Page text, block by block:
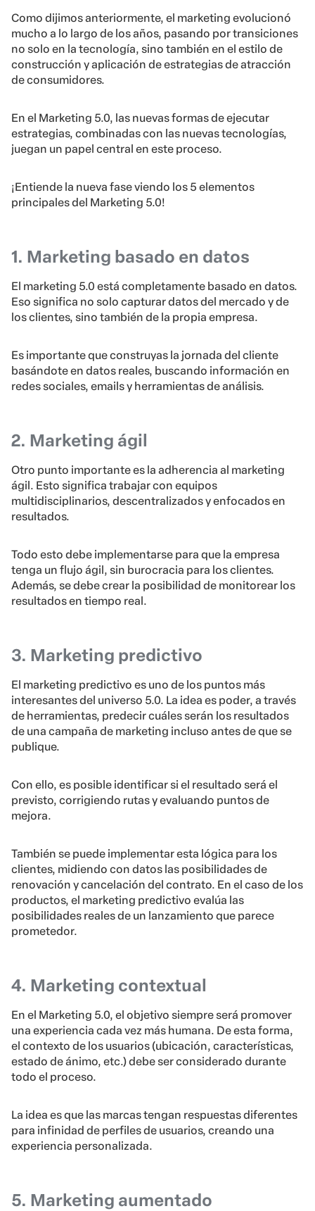
Como dijimos anteriormente, el marketing evolucionó
mucho a lo largo de los años, pasando por transiciones
no solo en la tecnología, sino también en el estilo de
construcción y aplicación de estrategias de atracción
de consumidores.
En el Marketing 5.0, las nuevas formas de ejecutar
estrategias, combinadas con las nuevas tecnologías,
juegan un papel central en este proceso.
¡Entiende la nueva fase viendo los 5 elementos
principales del Marketing 5.0!
1. Marketing basado en datos
El marketing 5.0 está completamente basado en datos.
Eso significa no solo capturar datos del mercado y de
los clientes, sino también de la propia empresa.
Es importante que construyas la jornada del cliente
basándote en datos reales, buscando información en
redes sociales, emails y herramientas de análisis.
2. Marketing ágil
Otro punto importante es la adherencia al marketing
ágil. Esto significa trabajar con equipos
multidisciplinarios, descentralizados y enfocados en
resultados.
Todo esto debe implementarse para que la empresa
tenga un flujo ágil, sin burocracia para los clientes.
Además, se debe crear la posibilidad de monitorear los
resultados en tiempo real.
3. Marketing predictivo
El marketing predictivo es uno de los puntos más
interesantes del universo 5.0. La idea es poder, a través
de herramientas, predecir cuáles serán los resultados
de una campaña de marketing incluso antes de que se
publique.
Con ello, es posible identificar si el resultado será el
previsto, corrigiendo rutas y evaluando puntos de
mejora.
También se puede implementar esta lógica para los
clientes, midiendo con datos las posibilidades de
renovación y cancelación del contrato. En el caso de los
productos, el marketing predictivo evalúa las
posibilidades reales de un lanzamiento que parece
prometedor.
4. Marketing contextual
En el Marketing 5.0, el objetivo siempre será promover
una experiencia cada vez más humana. De esta forma,
el contexto de los usuarios (ubicación, características,
estado de ánimo, etc.) debe ser considerado durante
todo el proceso.
La idea es que las marcas tengan respuestas diferentes
para infinidad de perfiles de usuarios, creando una
experiencia personalizada.
5. Marketing aumentado